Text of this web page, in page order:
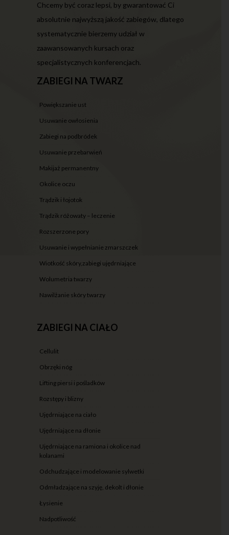
Chcemy być coraz lepsi, by gwarantować Ci
absolutnie najwyższą jakość zabiegów, dlatego
systematycznie bierzemy udział w
zaawansowanych kursach oraz
specjalistycznych konferencjach.
ZABIEGI NA TWARZ
powiększanie ust
usuwanie owłosienia
zabiegi na podbródek
usuwanie przebarwień
makijaż permanentny
okolice oczu
trądzik i łojotok
trądzik różowaty – leczenie
rozszerzone pory
usuwanie i wypełnianie zmarszczek
wiotkość skóry,zabiegi ujędrniające
wolumetria twarzy
nawilżanie skóry twarzy
ZABIEGI NA CIAŁO
cellulit
obrzęki nóg
lifting piersi i pośladków
rozstępy i blizny
ujędrniające na ciało
ujędrniające na dłonie
ujędrniające na ramiona i okolice nad
kolanami
odchudzające i modelowanie sylwetki
odmładzające na szyję, dekolt i dłonie
łysienie
nadpotliwość